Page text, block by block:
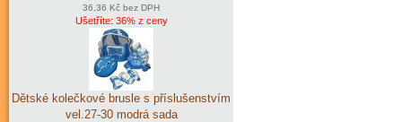
36,36 Kč bez DPH
Ušetříte: 36% z ceny
Dětské kolečkové brusle s příslušenstvím
vel.27-30 modrá sada